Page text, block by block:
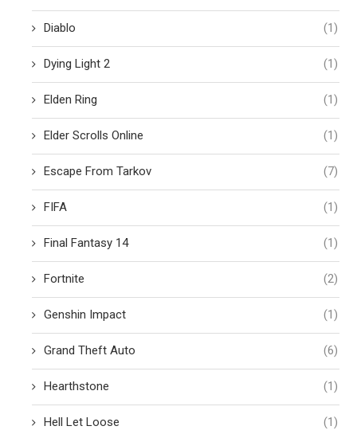
Diablo (1)
Dying Light 2 (1)
Elden Ring (1)
Elder Scrolls Online (1)
Escape From Tarkov (7)
FIFA (1)
Final Fantasy 14 (1)
Fortnite (2)
Genshin Impact (1)
Grand Theft Auto (6)
Hearthstone (1)
Hell Let Loose (1)